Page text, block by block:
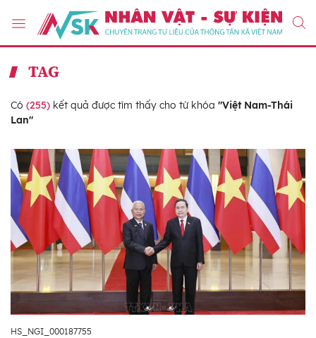
TAG
Có (255) kết quả được tìm thấy cho từ khóa "Việt Nam-Thái
Lan"
HS_NGI_000187755